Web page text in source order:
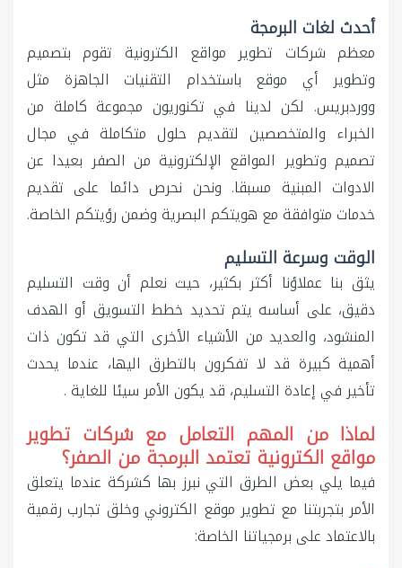
أحدث لغات البرمجة
معظم شركات تطوير مواقع الكترونية تقوم بتصميم
وتطوير أي موقع باستخدام التقنيات الجاهزة مثل
ووردبريس. لكن لدينا في تكنوريون مجموعة كاملة من
الخبراء والمتخصصين لتقديم حلول متكاملة في مجال
تصميم وتطوير المواقع الإلكترونية من الصفر بعيدا عن
الادوات المبنية مسبقا. ونحن نحرص دائما على تقديم
خدمات متوافقة مع هويتكم البصرية وضمن رؤيتكم الخاصة.
الوقت وسرعة التسليم
يثق بنا عملاؤنا أكثر بكثير، حيث نعلم أن وقت التسليم
دقيق، على أساسه يتم تحديد خطط التسويق أو الهدف
المنشود، والعديد من الأشياء الأخرى التي قد تكون ذات
أهمية كبيرة قد لا تفكرون بالتطرق اليها، عندما يحدث
تأخير في إعادة التسليم، قد يكون الأمر سيئا للغاية .
لماذا من المهم التعامل مع شركات تطوير
مواقع الكترونية تعتمد البرمجة من الصفر؟
فيما يلي بعض الطرق التي نبرز بها كشركة عندما يتعلق
الأمر بتجربتنا مع تطوير موقع الكتروني وخلق تجارب رقمية
بالاعتماد على برمجياتنا الخاصة: